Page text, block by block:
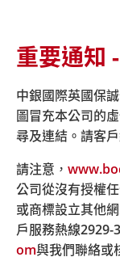
重要通知
中銀國際英國保
圖冒充本公司的
尋及連結。請客
請注意，
公司從沒有授權
或商標設立其他
戶服務熱線2929-
om與我們聯絡或
主頁 簡易強積金